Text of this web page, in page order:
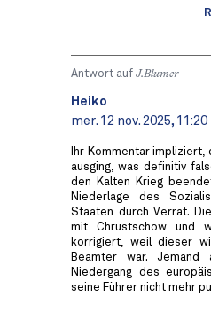
Antwort auf J.Blumer
Heiko
mer. 12 nov. 2025, 11:20
Ihr Kommentar
ausging, was definitiv
den Kalten Krieg
Niederlage des
Staaten durch Verrat.
mit Chrustschow und
korrigiert, weil dieser
Beamter war. Jemand
Niedergang des
seine Führer nicht mehr